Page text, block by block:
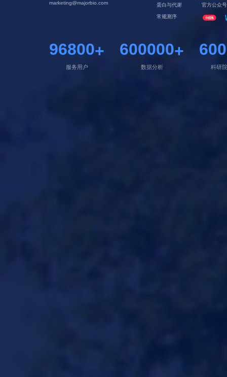
marketing@majorbio.com
蛋白与代谢
常规测序
官方公众号
96800+
服务用户
600000+
数据分析 科研